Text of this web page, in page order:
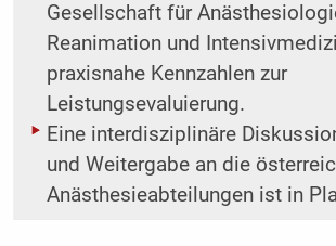
Gesellschaft für
Reanimation und
praxisnahe Kennzahlen zur
Leistungsevaluierung.
Eine interdisziplinäre
und Weitergabe an die
Anästhesieabteilungen ist in